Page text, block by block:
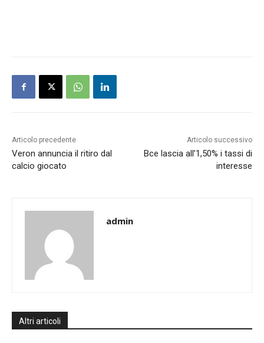
Articolo precedente
Veron annuncia il ritiro dal
calcio giocato
Articolo successivo
Bce lascia all’1,50% i tassi di
interesse
admin
Altri articoli